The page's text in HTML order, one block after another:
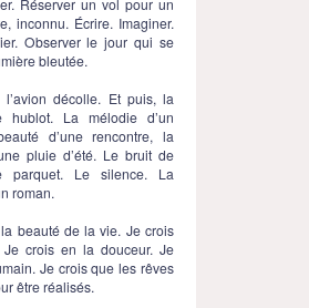
inconnu. Écrire. Imaginer.
Observer le jour qui se
bleutée.
l’avion décolle. Et puis, la
La mélodie d’un
d’une rencontre, la
pluie d’été. Le bruit de
parquet. Le silence. La
roman.
beauté de la vie. Je crois
Je crois en la douceur. Je
Je crois que les rêves
être réalisés.